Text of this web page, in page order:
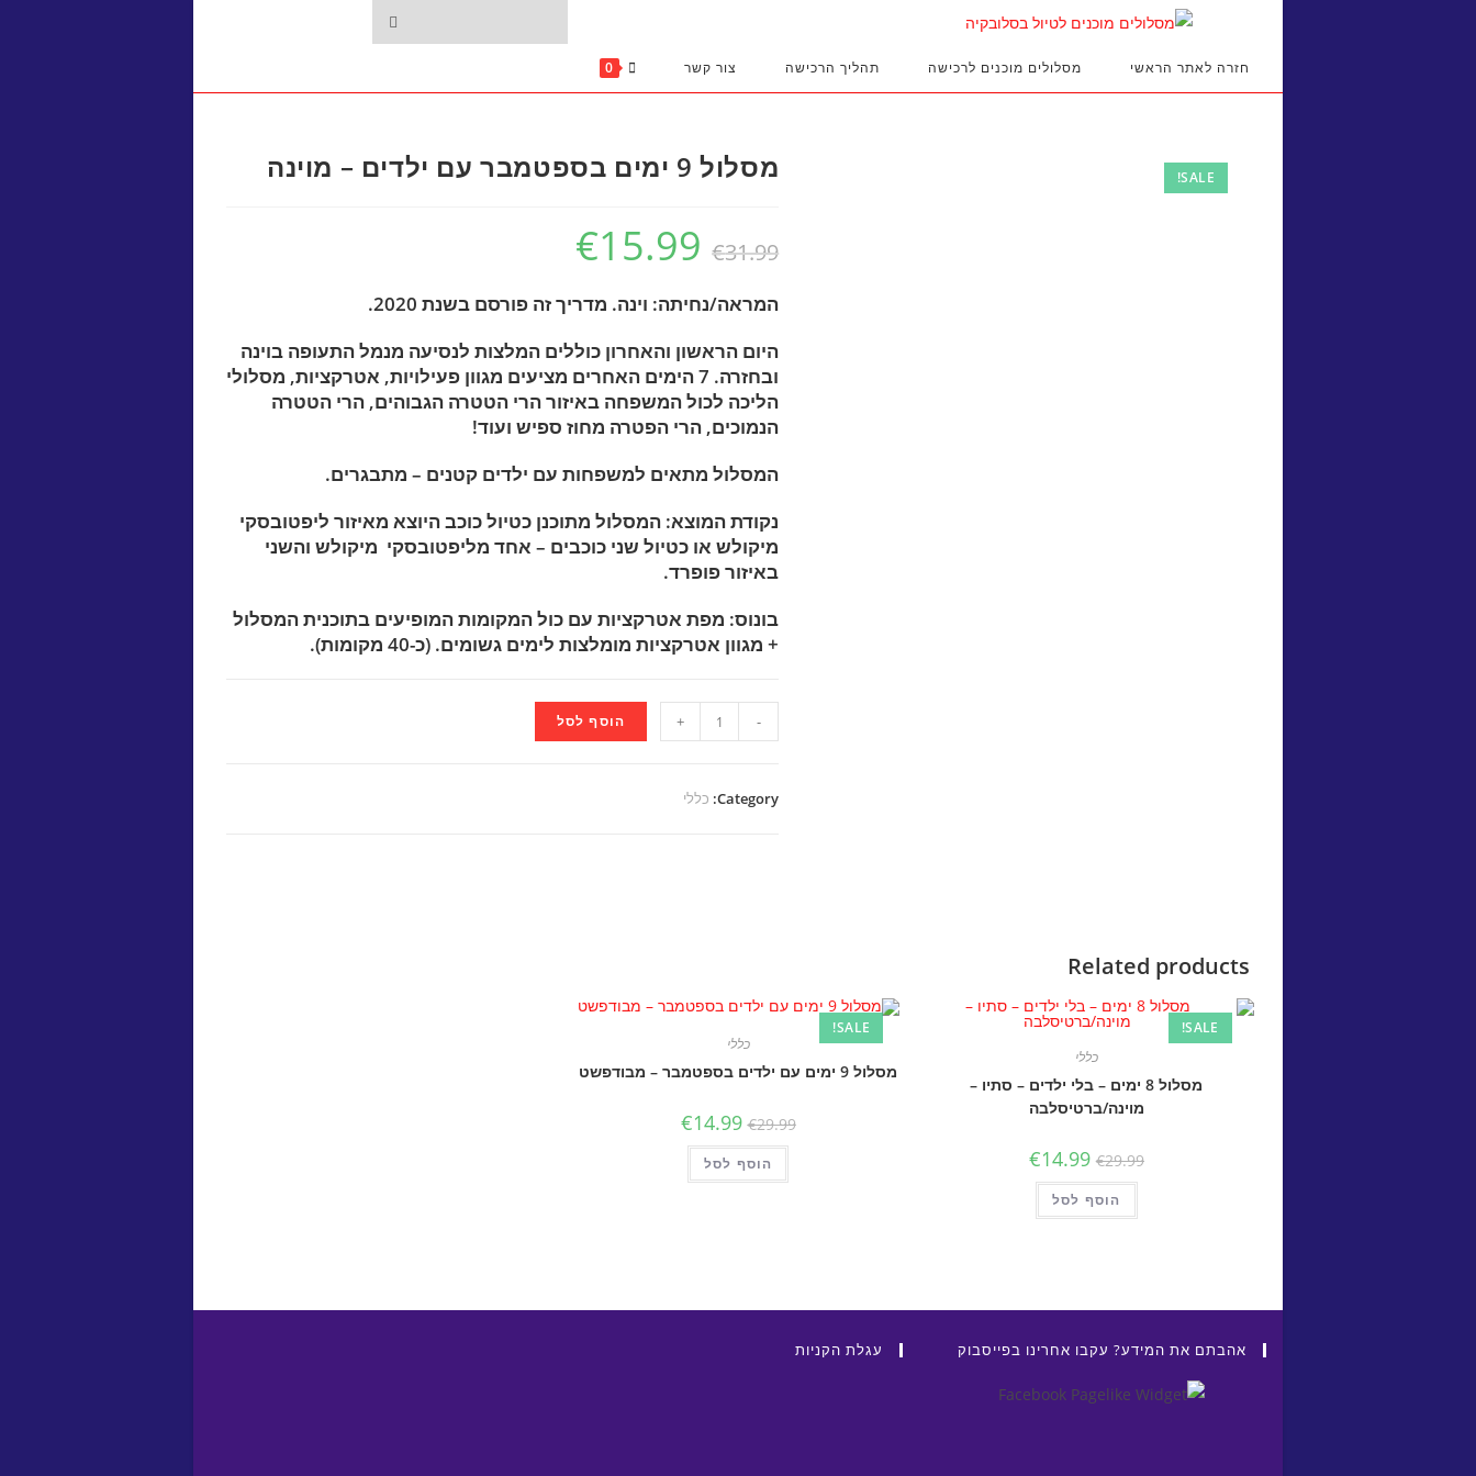
חזרה לאתר הראשי מסלולים מוכנים לרכישה תהליך הרכישה צור קשר 0
SALE! מסלול 9 ימים בספטמבר עם ילדים – מוינה
€31.99
Original
was:
€31.99.
€15.99
Current
is:
€15.99.
המראה/נחיתה: וינה. מדריך זה פורסם בשנת 2020.
היום הראשון והאחרון כוללים המלצות לנסיעה מנמל התעופה בוינה
ובחזרה. 7 הימים האחרים מציעים מגוון פעילויות, אטרקציות, מסלולי
הליכה לכול המשפחה באיזור הרי הטטרה הגבוהים, הרי הטטרה
הנמוכים, הרי הפטרה מחוז ספיש ועוד!
המסלול מתאים למשפחות עם ילדים קטנים – מתבגרים.
נקודת המוצא: המסלול מתוכנן כטיול כוכב היוצא מאיזור ליפטובסקי
מיקולש או כטיול שני כוכבים – אחד מליפטובסקי מיקולש והשני
באיזור פופרד.
בונוס: מפת אטרקציות עם כול המקומות המופיעים בתוכנית המסלול
+ מגוון אטרקציות מומלצות לימים גשומים. (כ-40 מקומות).
-
מסלול
9
בספטמבר
+ הוסף לסל
Category: כללי
Related products
SALE!
כללי
מסלול 8 ימים – בלי ילדים – סתיו –
מוינה/ברטיסלבה
€29.99
Original
price
was:
€29.99.
€14.99
Current
הוסף לסל
SALE!
כללי
מסלול 9 ימים עם ילדים בספטמבר – מבודפשט
€29.99
Original
price
was:
€29.99.
€14.99
Current
הוסף לסל
אהבתם את המידע? עקבו אחרינו בפייסבוק עגלת הקניות